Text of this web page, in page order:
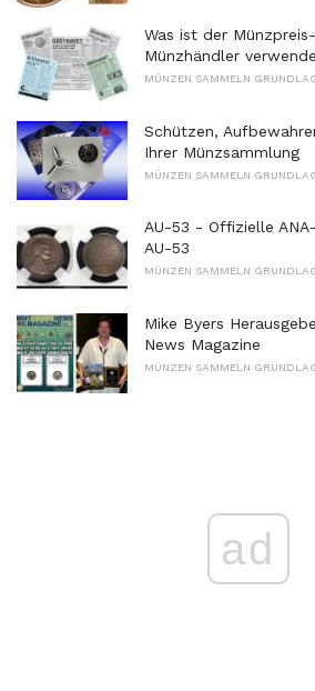
Was ist der
Münzhändler
MÜNZEN SAMMELN
Schützen,
Ihrer Münzsammlung
MÜNZEN SAMMELN
AU-53 - Offizielle
AU-53
MÜNZEN SAMMELN
Mike Byers
News Magazine
MÜNZEN SAMMELN
ad